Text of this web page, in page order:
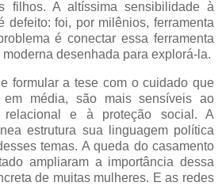
filhos. A altíssima sensibilidade à
defeito: foi, por milênios, ferramenta
é conectar essa ferramenta
desenhada para explorá-la.
formular a tese com o cuidado que
em média, são mais sensíveis ao
relacional e à proteção social. A
estrutura sua linguagem política
temas. A queda do casamento
ampliaram a importância dessa
de muitas mulheres. E as redes